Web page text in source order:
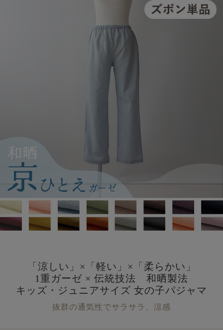
「涼しい」×「軽い」×「柔らかい」
1重ガーゼ × 伝統技法 和晒製法
キッズ・ジュニアサイズ 女の子パジャマ
抜群の通気性でサラサラ、涼感